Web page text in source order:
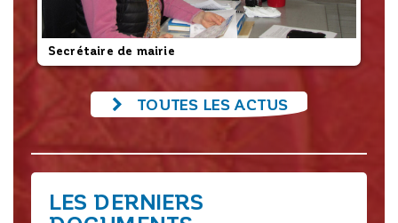
Secrétaire de mairie
TOUTES LES ACTUS
LES DERNIERS